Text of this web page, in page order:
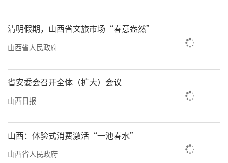
进城乡融合和区域联动发展。统筹推进以县城
为重要载体的城镇化建设和乡村全面振兴，高
质量开展城市更新，因地制宜发展县域经济，
扎实推进宜居宜业和美乡村建设，持续巩固拓
展脱贫攻坚成果。八是加快建设美丽山西。坚
持“双碳”引领，协同推进降碳、减污、扩
绿、增长，深入推进污染防治攻坚，科学开展
国土绿化，着力提升生态系统多样性稳定性持
续性，严格落实“四水四定”，下大力气推进
清明假期，山西省文旅市场“春意盎然”
山西省人民政府
省安委会召开全体（扩大）会议
山西日报
山西：体验式消费激活“一池春水”
山西省人民政府